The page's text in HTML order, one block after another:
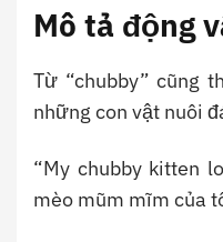
Mô tả động
Từ “chubby” cũng
những con vật nuôi
“My chubby kitten
mèo mũm mĩm của